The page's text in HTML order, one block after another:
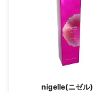
nigelle(ニゼル)